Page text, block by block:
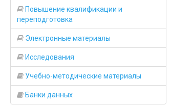
Повышение квалификации и
переподготовка
Электронные материалы
Исследования
Учебно-методические материалы
Банки данных